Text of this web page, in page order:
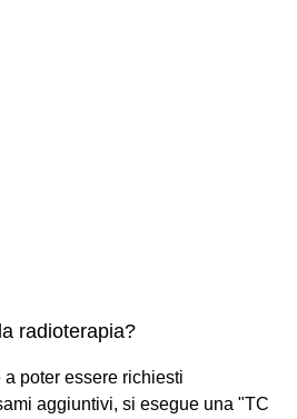
radioterapia?
poter essere richiesti
aggiuntivi, si esegue una "TC